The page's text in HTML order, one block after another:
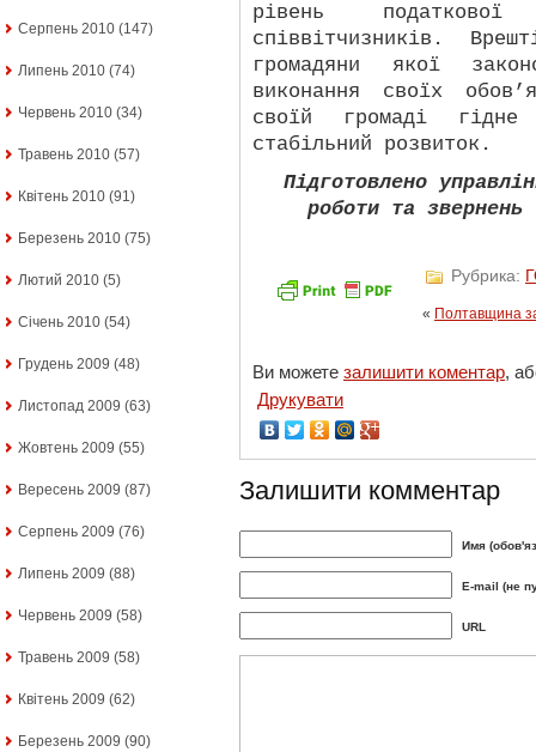
Серпень 2010 (147)
Липень 2010 (74)
Червень 2010 (34)
Травень 2010 (57)
Квітень 2010 (91)
Березень 2010 (75)
Лютий 2010 (5)
Січень 2010 (54)
Грудень 2009 (48)
Листопад 2009 (63)
Жовтень 2009 (55)
Вересень 2009 (87)
Серпень 2009 (76)
Липень 2009 (88)
Червень 2009 (58)
Травень 2009 (58)
Квітень 2009 (62)
Березень 2009 (90)
рівень
співвітчизників.
громадяни якої
виконання своїх
своїй громаді
стабільний розвиток.
Підготовлено
роботи та звернень
Рубрика:
« Полтавщина
Ви можете залишити коментар,
Друкувати
Залишити комментар
Имя
E-mail (не
URL